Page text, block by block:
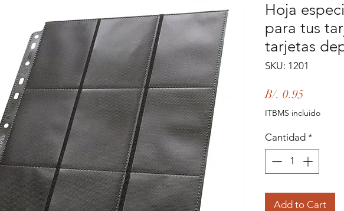
Hoja
para tus
tarjetas
SKU: 1201
B/. 0.95
ITBMS incluido
Cantidad *
Add to Cart